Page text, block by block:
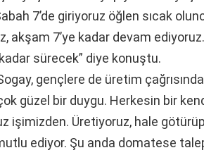
7’de giriyoruz öğlen sıcak
akşam 7’ye kadar devam
sürecek” diye konuştu.
gençlere de üretim
güzel bir duygu. Herkesin bir
işimizden. Üretiyoruz, hale
ediyor. Şu anda domatese